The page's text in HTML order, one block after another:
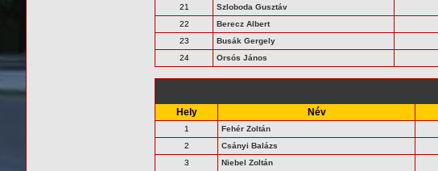
21
Szloboda Gusztáv
22
Berecz Albert
23
Busák Gergely
24
Orsós János
Hely Név
1 Fehér Zoltán
2
Csányi Balázs
3
Niebel Zoltán